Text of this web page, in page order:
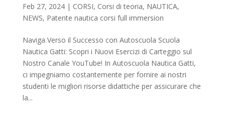
Feb 27, 2024| CORSI, Corsi di teoria, NAUTICA,
NEWS, Patente nautica corsi full immersion
Naviga Verso il Successo con Autoscuola Scuola
Nautica Gatti: Scopri i Nuovi Esercizi di Carteggio sul
Nostro Canale YouTube! In Autoscuola Nautica Gatti,
ci impegniamo costantemente per fornire ai nostri
studenti le migliori risorse didattiche per assicurare che
la...